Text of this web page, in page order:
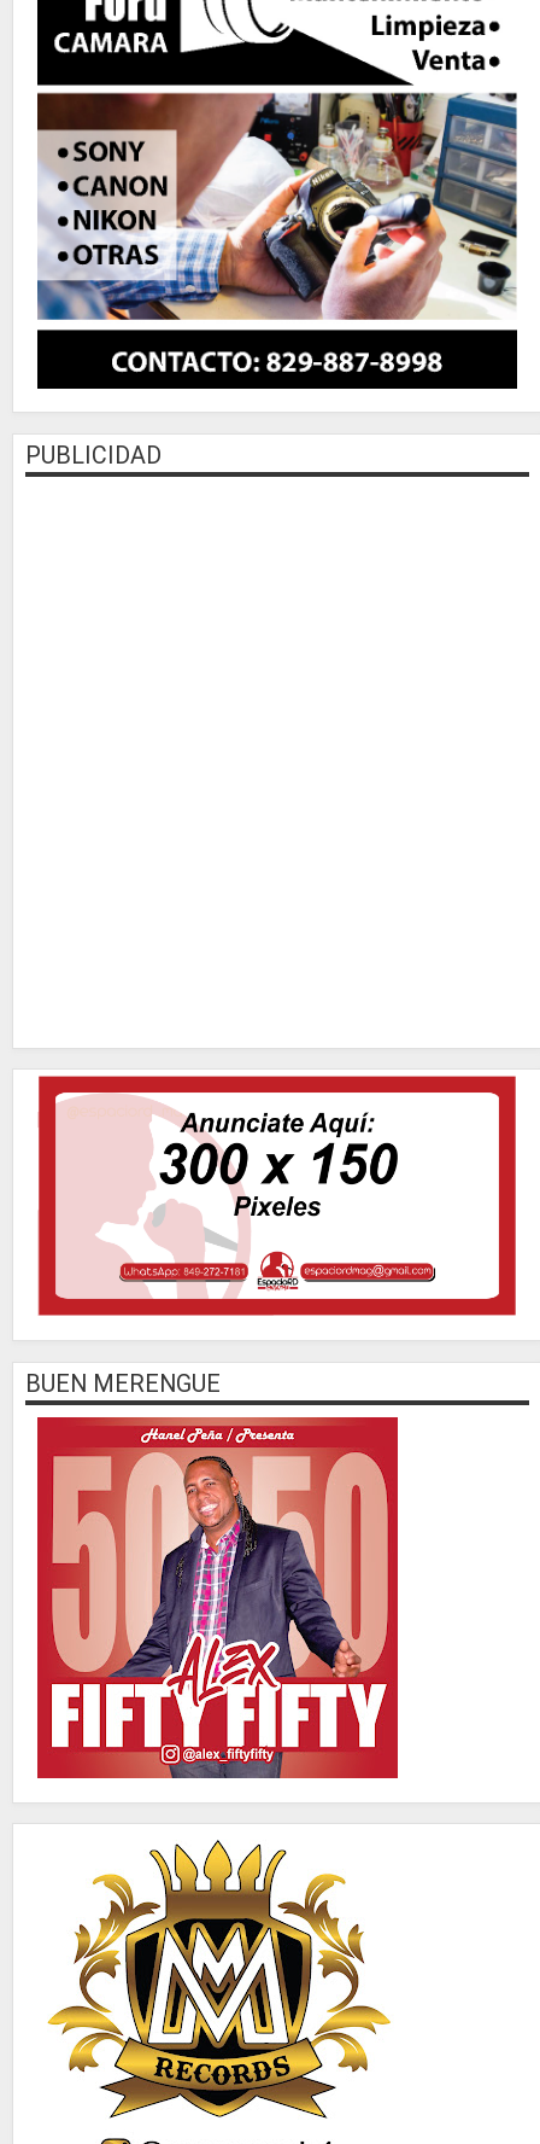
PUBLICIDAD
BUEN MERENGUE